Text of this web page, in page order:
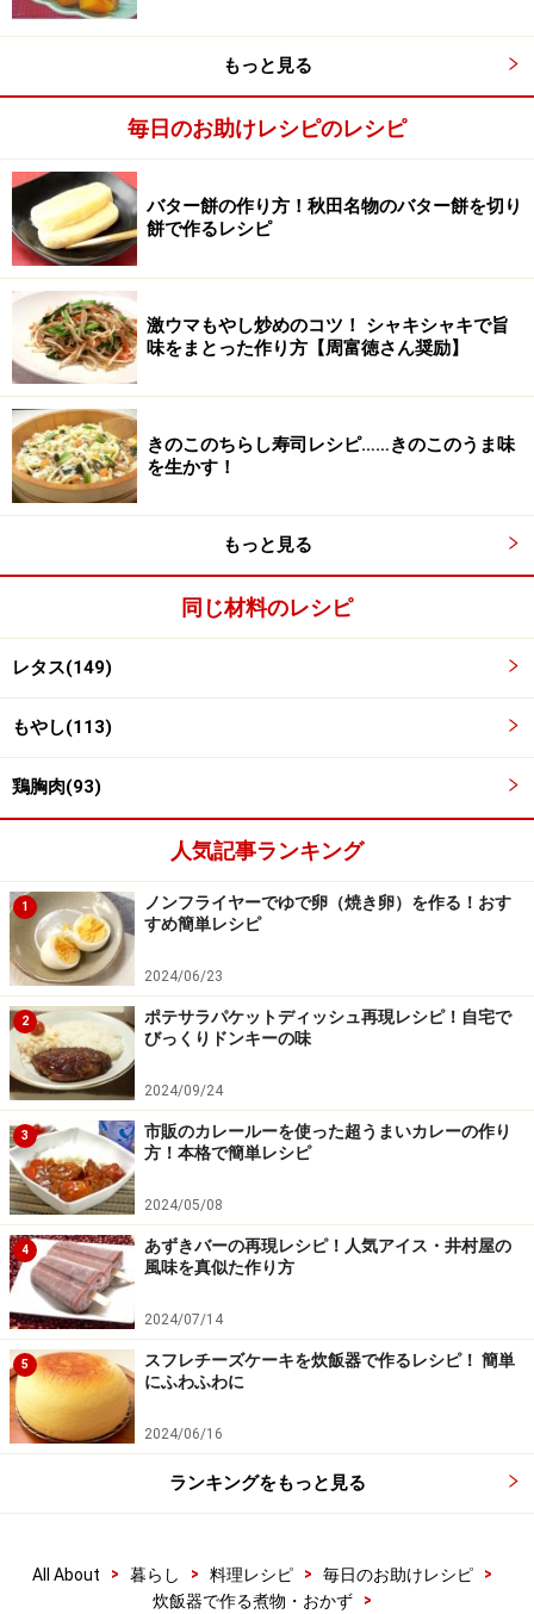
2
鶏肉を敷き詰める。
内釜の底に、鶏肉を敷き詰める。
もやしを入れる。
4
レタスは芯をくり抜く。
レタスは芯をくり抜いて手で4つにちぎる。
もっと見る
毎日のお助けレシピのレシピ
バター餅の作り方！秋田名物のバター餅を切り
餅で作るレシピ
激ウマもやし炒めのコツ！ シャキシャキで旨
味をまとった作り方【周富徳さん奨励】
きのこのちらし寿司レシピ……きのこのうま味
を生かす！
もっと見る
同じ材料のレシピ
レタス(149)
もやし(113)
鶏胸肉(93)
人気記事ランキング
1
ノンフライヤーでゆで卵（焼き卵）を作る！おす
すめ簡単レシピ
2024/06/23
2
ポテサラパケットディッシュ再現レシピ！自宅で
びっくりドンキーの味
2024/09/24
3
市販のカレールーを使った超うまいカレーの作り
方！本格で簡単レシピ
2024/05/08
4
あずきバーの再現レシピ！人気アイス・井村屋の
風味を真似た作り方
2024/07/14
5
スフレチーズケーキを炊飯器で作るレシピ！ 簡単
にふわふわに
2024/06/16
ランキングをもっと見る
All About > 暮らし > 料理レシピ > 毎日のお助けレシピ
>
炊飯器で作る煮物・おかず
>